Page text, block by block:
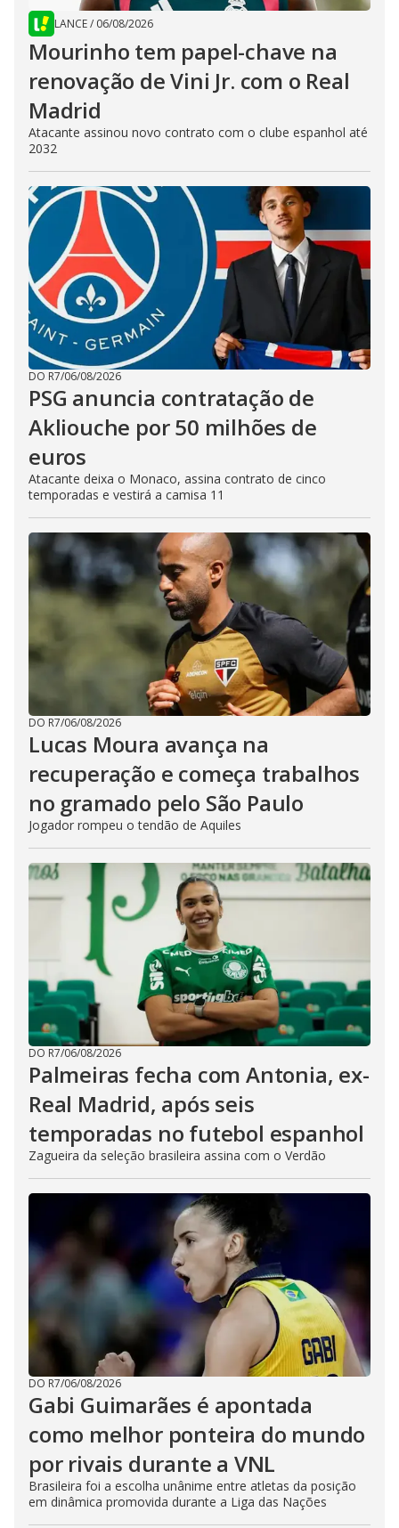
LANCE/ 06/08/2026
Mourinho tem papel-chave na
renovação de Vini Jr. com o Real
Madrid
Atacante assinou novo contrato com o clube espanhol até
2032
DO R7/06/08/2026
PSG anuncia contratação de
Akliouche por 50 milhões de
euros
Atacante deixa o Monaco, assina contrato de cinco
temporadas e vestirá a camisa 11
DO R7/06/08/2026
Lucas Moura avança na
recuperação e começa trabalhos
no gramado pelo São Paulo
Jogador rompeu o tendão de Aquiles
DO R7/06/08/2026
Palmeiras fecha com Antonia, ex-
Real Madrid, após seis
temporadas no futebol espanhol
Zagueira da seleção brasileira assina com o Verdão
DO R7/06/08/2026
Gabi Guimarães é apontada
como melhor ponteira do mundo
por rivais durante a VNL
Brasileira foi a escolha unânime entre atletas da posição
em dinâmica promovida durante a Liga das Nações